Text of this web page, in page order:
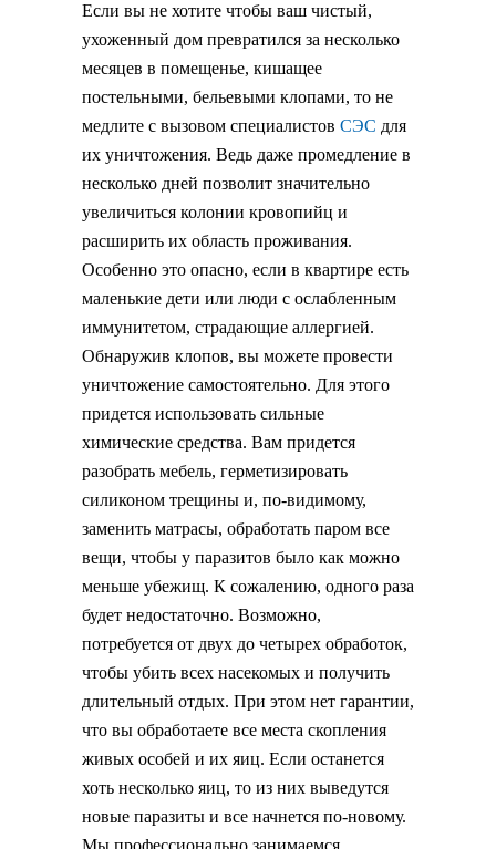
Если вы не хотите чтобы ваш чистый,
ухоженный дом превратился за несколько
месяцев в помещенье, кишащее
постельными, бельевыми клопами, то не
медлите с вызовом специалистов СЭС для
их уничтожения. Ведь даже промедление в
несколько дней позволит значительно
увеличиться колонии кровопийц и
расширить их область проживания.
Особенно это опасно, если в квартире есть
маленькие дети или люди с ослабленным
иммунитетом, страдающие аллергией.
Обнаружив клопов, вы можете провести
уничтожение самостоятельно. Для этого
придется использовать сильные
химические средства. Вам придется
разобрать мебель, герметизировать
силиконом трещины и, по-видимому,
заменить матрасы, обработать паром все
вещи, чтобы у паразитов было как можно
меньше убежищ. К сожалению, одного раза
будет недостаточно. Возможно,
потребуется от двух до четырех обработок,
чтобы убить всех насекомых и получить
длительный отдых. При этом нет гарантии,
что вы обработаете все места скопления
живых особей и их яиц. Если останется
хоть несколько яиц, то из них выведутся
новые паразиты и все начнется по-новому.